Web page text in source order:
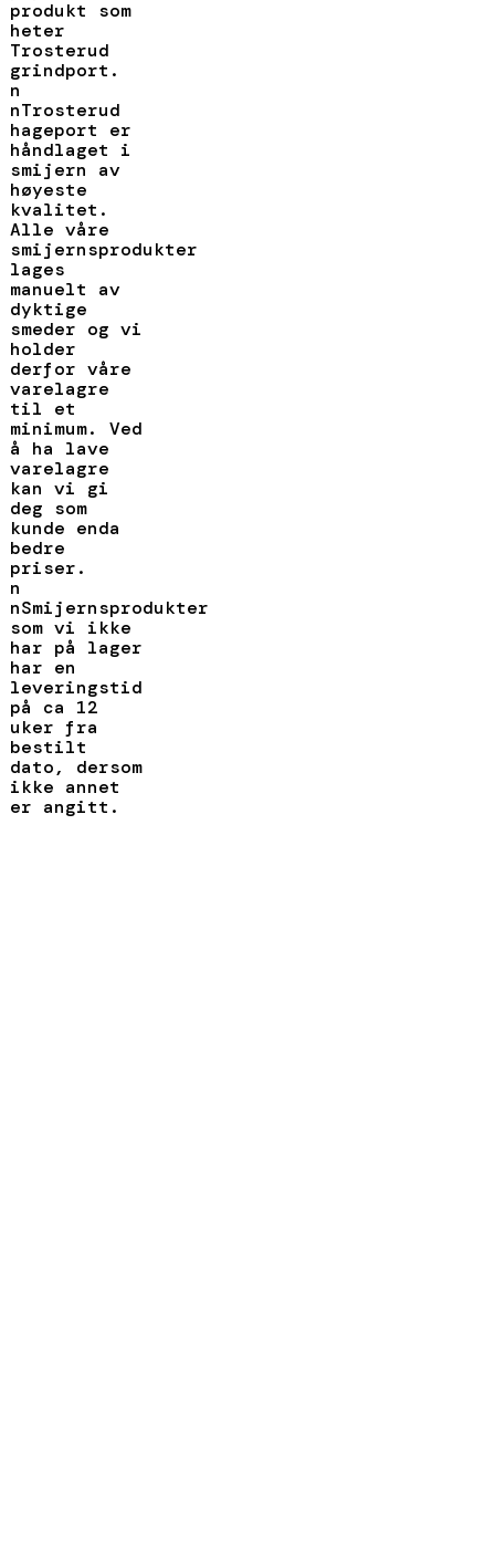
produkt som
heter
Trosterud
grindport.
n
nTrosterud
hageport er
håndlaget i
smijern av
høyeste
kvalitet.
Alle våre
smijernsprodukter
lages
manuelt av
dyktige
smeder og vi
holder
derfor våre
varelagre
til et
minimum. Ved
å ha lave
varelagre
kan vi gi
deg som
kunde enda
bedre
priser.
n
nSmijernsprodukter
som vi ikke
har på lager
har en
leveringstid
på ca 12
uker fra
bestilt
dato, dersom
ikke annet
er angitt.